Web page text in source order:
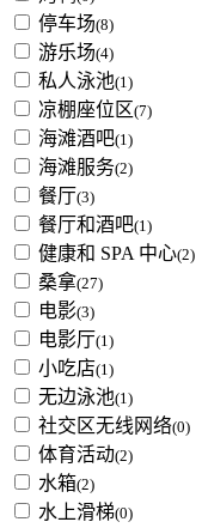
停车场(8)
游乐场(4)
私人泳池(1)
凉棚座位区(7)
海滩酒吧(1)
海滩服务(2)
餐厅(3)
餐厅和酒吧(1)
健康和 SPA 中心(2)
桑拿(27)
电影(3)
电影厅(1)
小吃店(1)
无边泳池(1)
社交区无线网络(0)
体育活动(2)
水箱(2)
水上滑梯(0)